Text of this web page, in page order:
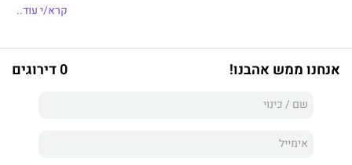
וקשקשנית והיא גם המנקה במשרד שלו. לכאורה היא חסרה את
לזה את המעמד הנמוך שלה, תיאו מבין שהיא מושלמת לרומן. היא
תעמוד לרשותו עד שיתעייף ממנה. אך להת'ר הפתעות עבורו..
קרא/י עוד..
אנחנו ממש אהבנו! 0 דירוגים